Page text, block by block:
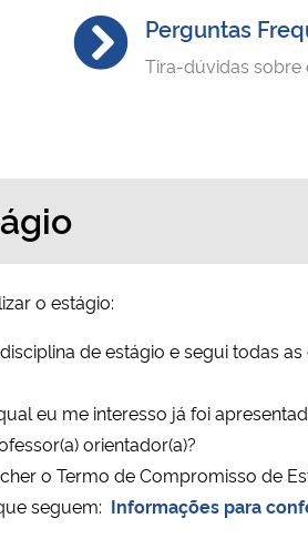
Perguntas
Tira-dúvidas sobre
o estágio:
de estágio e segui todas
eu me interesso já foi
orientador(a)?
o Termo de Compromisso de
seguem: Informações para